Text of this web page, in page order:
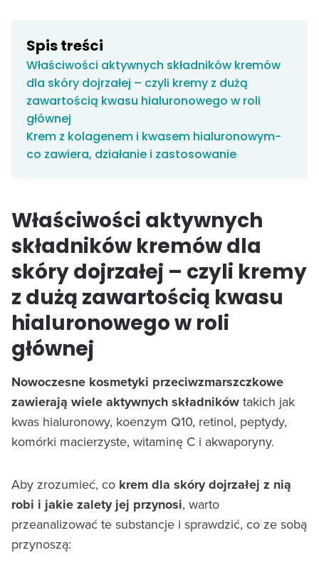
Spis treści
Właściwości aktywnych składników kremów
dla skóry dojrzałej – czyli kremy z dużą
zawartością kwasu hialuronowego w roli
głównej
Krem z kolagenem i kwasem hialuronowym-
co zawiera, działanie i zastosowanie
Właściwości aktywnych
składników kremów dla
skóry dojrzałej – czyli kremy
z dużą zawartością kwasu
hialuronowego w roli
głównej
Nowoczesne kosmetyki przeciwzmarszczkowe
zawierają wiele aktywnych składników takich jak
kwas hialuronowy, koenzym Q10, retinol, peptydy,
komórki macierzyste, witaminę C i akwaporyny.
Aby zrozumieć, co krem dla skóry dojrzałej z nią
robi i jakie zalety jej przynosi, warto
przeanalizować te substancje i sprawdzić, co ze sobą
przynoszą: